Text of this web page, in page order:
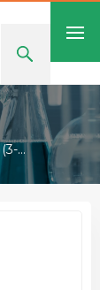
Pharmazeutische Zwischenprodukte (3-Bromopropyl) Triphenylphosphoniumbromid CAS 3607-17-8